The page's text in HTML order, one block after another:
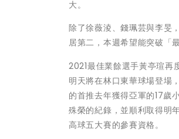
大。
除了徐薇淩、錢珮芸與李旻
居第二，本週希望能突破「
2021最佳業餘選手黃亭瑄再
明天將在林口東華球場登場
的首推去年獲得亞軍的17歲
殊榮的紀錄，並順利取得
高球五大賽的參賽資格。